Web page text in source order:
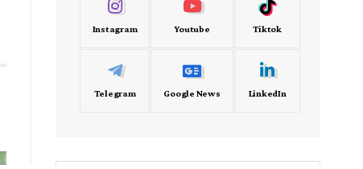
Instagram Youtube Tiktok
Telegram Google News LinkedIn